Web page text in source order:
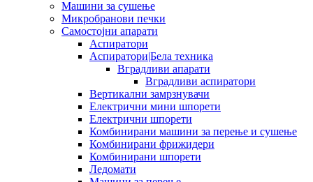
Машини за сушење
Микробранови печки
Самостојни апарати
Аспиратори
Аспиратори|Бела техника
Вградливи апарати
Вградливи аспиратори
Вертикални замрзнувачи
Електрични мини шпорети
Електрични шпорети
Комбинирани машини за перење и сушење
Комбинирани фрижидери
Комбинирани шпорети
Ледомати